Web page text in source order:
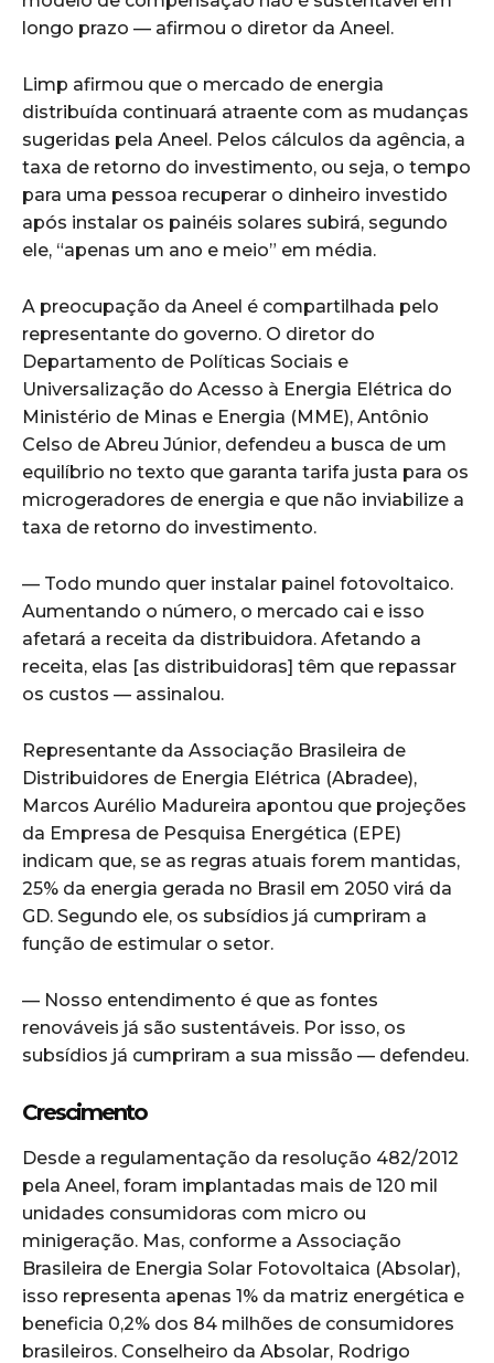
longo prazo — afirmou o diretor da Aneel.
Limp afirmou que o mercado de energia
distribuída continuará atraente com as mudanças
sugeridas pela Aneel. Pelos cálculos da agência, a
taxa de retorno do investimento, ou seja, o tempo
para uma pessoa recuperar o dinheiro investido
após instalar os painéis solares subirá, segundo
ele, “apenas um ano e meio” em média.
A preocupação da Aneel é compartilhada pelo
representante do governo. O diretor do
Departamento de Políticas Sociais e
Universalização do Acesso à Energia Elétrica do
Ministério de Minas e Energia (MME), Antônio
Celso de Abreu Júnior, defendeu a busca de um
equilíbrio no texto que garanta tarifa justa para os
microgeradores de energia e que não inviabilize a
taxa de retorno do investimento.
— Todo mundo quer instalar painel fotovoltaico.
Aumentando o número, o mercado cai e isso
afetará a receita da distribuidora. Afetando a
receita, elas [as distribuidoras] têm que repassar
os custos — assinalou.
Representante da Associação Brasileira de
Distribuidores de Energia Elétrica (Abradee),
Marcos Aurélio Madureira apontou que projeções
da Empresa de Pesquisa Energética (EPE)
indicam que, se as regras atuais forem mantidas,
25% da energia gerada no Brasil em 2050 virá da
GD. Segundo ele, os subsídios já cumpriram a
função de estimular o setor.
— Nosso entendimento é que as fontes
renováveis já são sustentáveis. Por isso, os
subsídios já cumpriram a sua missão — defendeu.
Crescimento
Desde a regulamentação da resolução 482/2012
pela Aneel, foram implantadas mais de 120 mil
unidades consumidoras com micro ou
minigeração. Mas, conforme a Associação
Brasileira de Energia Solar Fotovoltaica (Absolar),
isso representa apenas 1% da matriz energética e
beneficia 0,2% dos 84 milhões de consumidores
brasileiros. Conselheiro da Absolar, Rodrigo